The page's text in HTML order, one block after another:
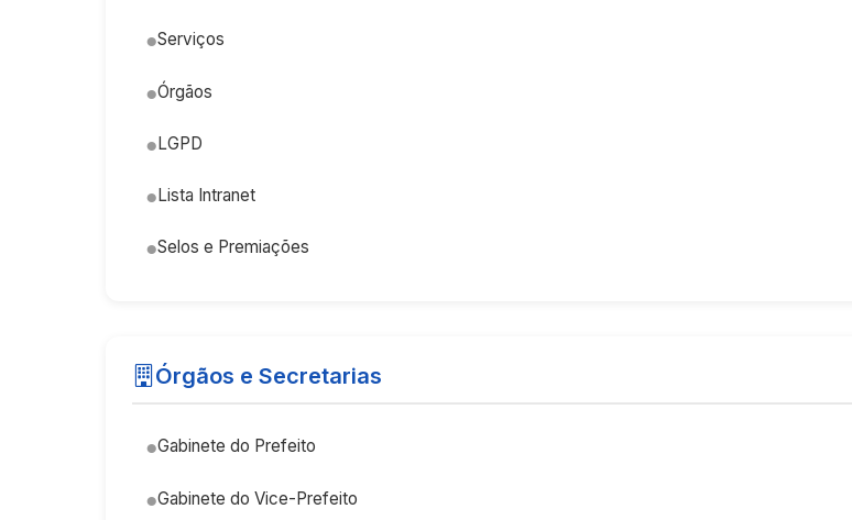
Serviços
Órgãos
LGPD
Lista Intranet
Selos e Premiações
Órgãos e Secretarias
Gabinete do Prefeito
Gabinete do Vice-Prefeito